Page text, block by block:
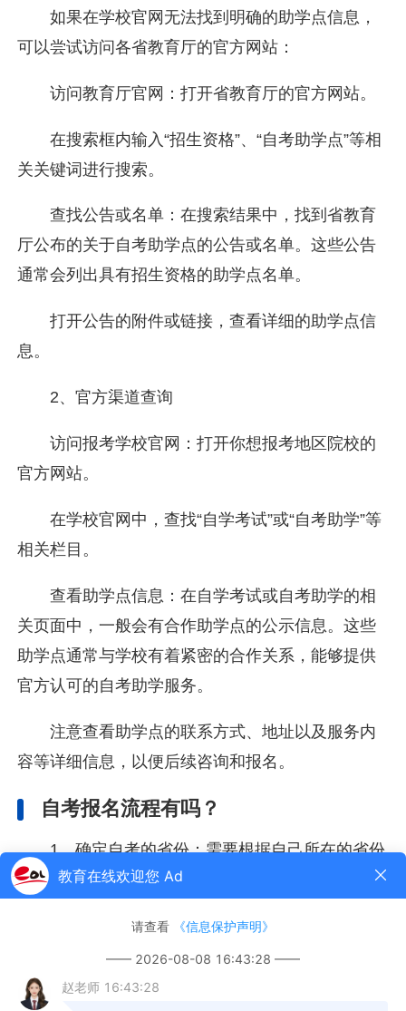
如果在学校官网无法找到明确的助学点信息，
可以尝试访问各省教育厅的官方网站：
访问教育厅官网：打开省教育厅的官方网站。
在搜索框内输入“招生资格”、“自考助学点”等相
关关键词进行搜索。
查找公告或名单：在搜索结果中，找到省教育
厅公布的关于自考助学点的公告或名单。这些公告
通常会列出具有招生资格的助学点名单。
打开公告的附件或链接，查看详细的助学点信
息。
2、官方渠道查询
访问报考学校官网：打开你想报考地区院校的
官方网站。
在学校官网中，查找“自学考试”或“自考助学”等
相关栏目。
查看助学点信息：在自学考试或自考助学的相
关页面中，一般会有合作助学点的公示信息。这些
助学点通常与学校有着紧密的合作关系，能够提供
官方认可的自考助学服务。
注意查看助学点的联系方式、地址以及服务内
容等详细信息，以便后续咨询和报名。
自考报名流程有吗？
1、确定自考的省份：需要根据自己所在的省份
选择相应的自考省份进行报名。
2、登录自考省份网站进行报名，在确定自考的
省份的教育考试学院官网中找到自学考试栏目，进
入报名页面。